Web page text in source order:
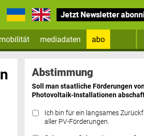
mobilität mediadaten
abo
Abstimmung
Soll man staatliche Förderungen
Photovoltaik-Installationen
Ich bin für ein langsames
aller PV-Förderungen.